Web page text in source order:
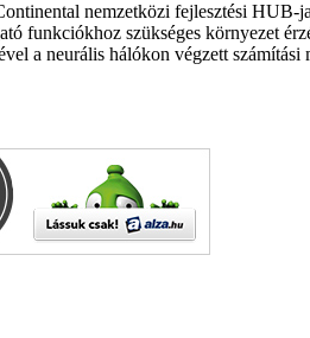
nemzetközi fejlesztési
funkciókhoz szükséges környezet
a neurális hálókon végzett